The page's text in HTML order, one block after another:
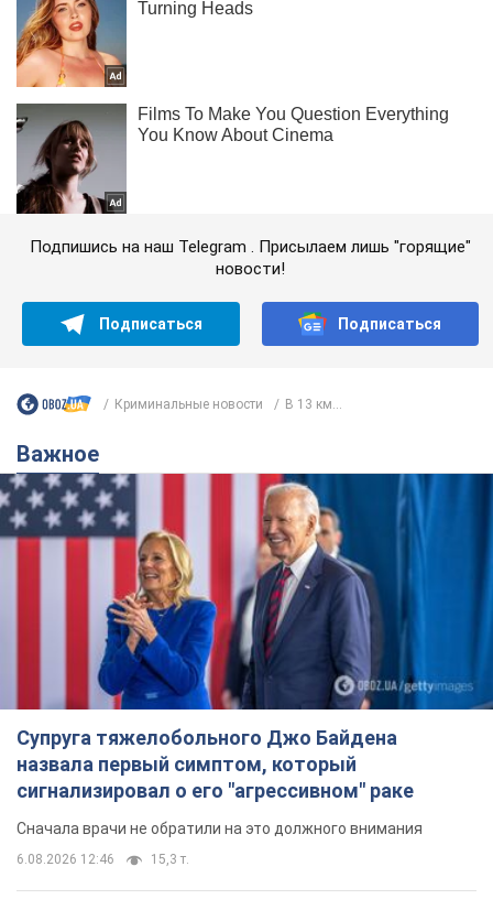
Подпишись на наш Telegram . Присылаем лишь "горящие"
новости!
Подписаться Подписаться
Криминальные новости В 13 км...
Важное
Супруга тяжелобольного Джо Байдена
назвала первый симптом, который
сигнализировал о его "агрессивном" раке
Сначала врачи не обратили на это должного внимания
6.08.2026 12:46 15,3 т.